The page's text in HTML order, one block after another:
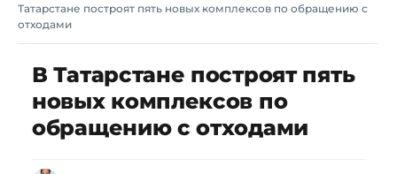
Татарстане построят пять новых комплексов по обращению с
отходами
В Татарстане построят пять
новых комплексов по
обращению с отходами